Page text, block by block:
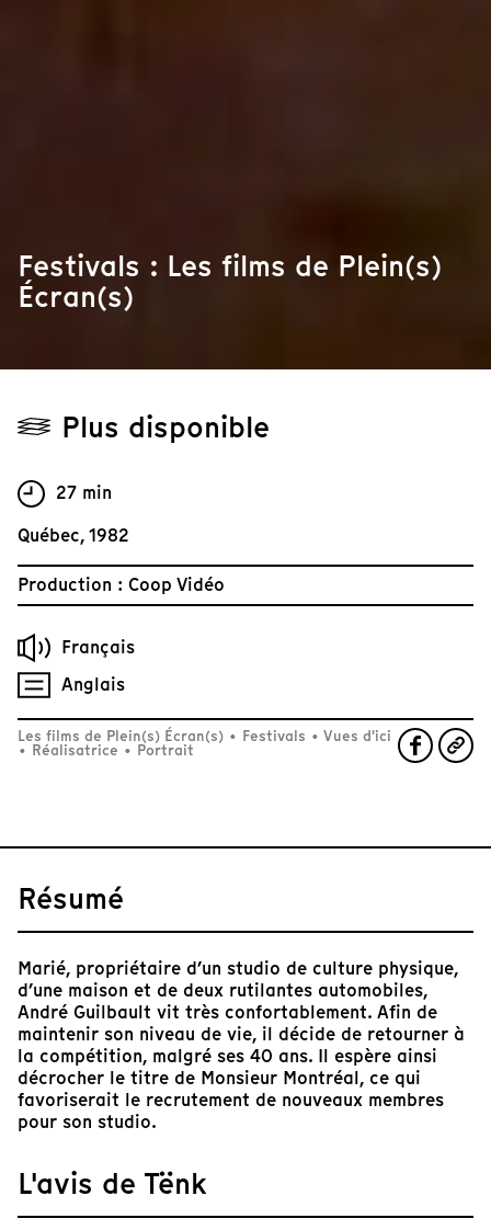
Festivals : Les films de Plein(s)
Écran(s)
Plus disponible
27 min
Québec, 1982
Production : Coop Vidéo
Français
Anglais
Les films de Plein(s) Écran(s) • Festivals • Vues d'ici
• Réalisatrice • Portrait
Résumé
Marié, propriétaire d’un studio de culture physique,
d’une maison et de deux rutilantes automobiles,
André Guilbault vit très confortablement. Afin de
maintenir son niveau de vie, il décide de retourner à
la compétition, malgré ses 40 ans. Il espère ainsi
décrocher le titre de Monsieur Montréal, ce qui
favoriserait le recrutement de nouveaux membres
pour son studio.
L'avis de Tënk